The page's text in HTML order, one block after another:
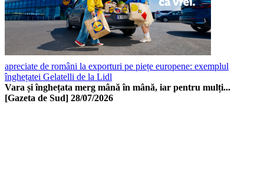
apreciate de români la exporturi pe piețe europene: exemplul
înghețatei Gelatelli de la Lidl
Vara și înghețata merg mână în mână, iar pentru mulți...
[Gazeta de Sud] 28/07/2026